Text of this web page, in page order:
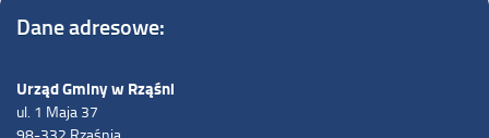
Dane adresowe:
Urząd Gminy w Rząśni
ul. 1 Maja 37